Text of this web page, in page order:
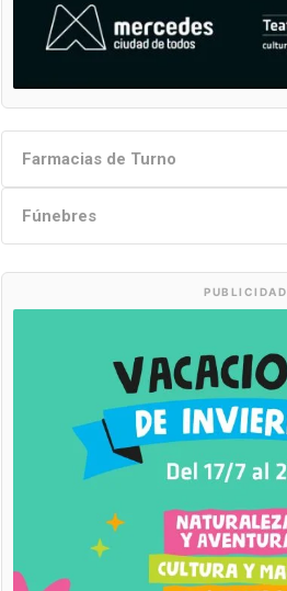
Farmacias de Turno
Fúnebres
PUBLICIDAD